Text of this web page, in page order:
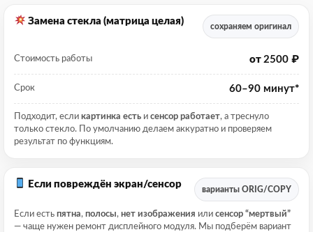
Замена стекла (матрица целая)
сохраняем оригинал
Стоимость работы от 2500 ₽
Срок 60–90 минут*
Подходит, если картинка есть и сенсор работает, а треснуло
только стекло. По умолчанию делаем аккуратно и проверяем
результат по функциям.
Если повреждён экран/сенсор
варианты ORIG/COPY
Если есть пятна, полосы, нет изображения или сенсор “мертвый”
— чаще нужен ремонт дисплейного модуля. Мы подберём вариант